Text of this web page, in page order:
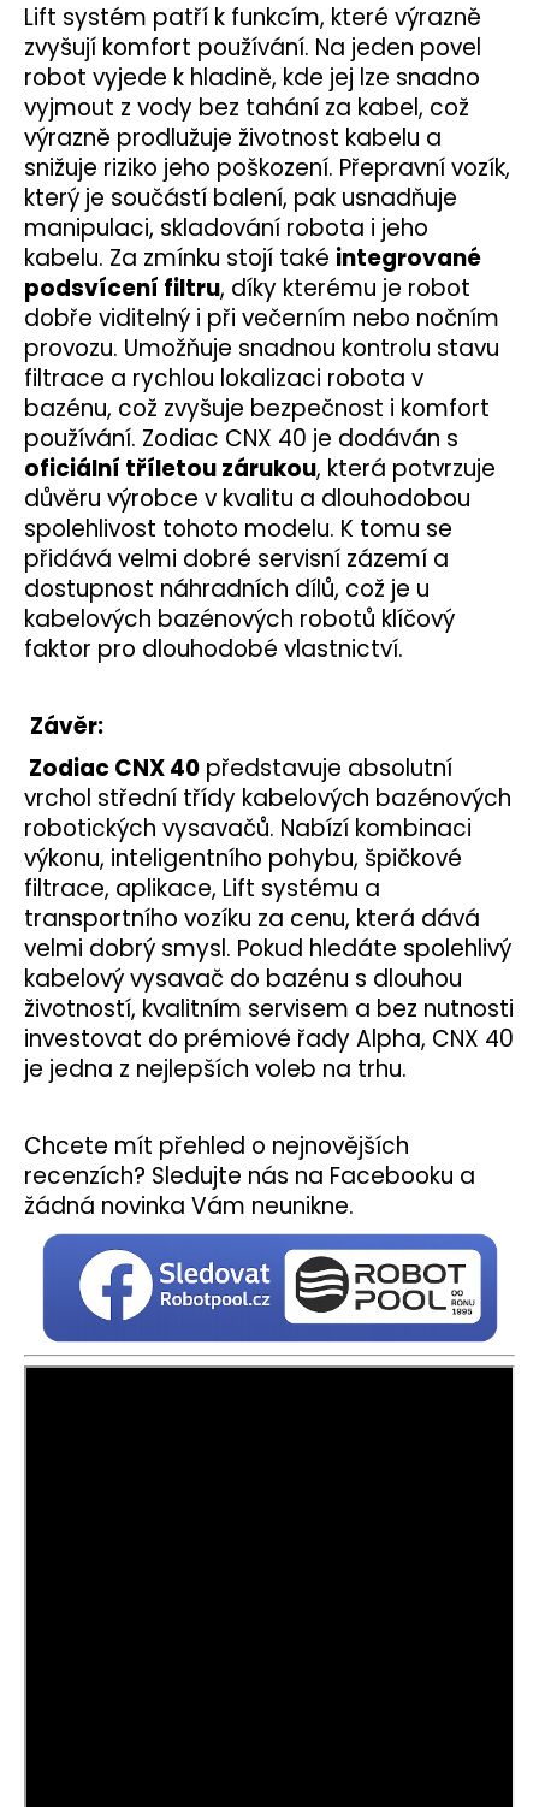
Lift systém patří k funkcím, které výrazně
zvyšují komfort používání. Na jeden povel
robot vyjede k hladině, kde jej lze snadno
vyjmout z vody bez tahání za kabel, což
výrazně prodlužuje životnost kabelu a
snižuje riziko jeho poškození. Přepravní vozík,
který je součástí balení, pak usnadňuje
manipulaci, skladování robota i jeho
kabelu. Za zmínku stojí také integrované
podsvícení filtru, díky kterému je robot
dobře viditelný i při večerním nebo nočním
provozu. Umožňuje snadnou kontrolu stavu
filtrace a rychlou lokalizaci robota v
bazénu, což zvyšuje bezpečnost i komfort
používání. Zodiac CNX 40 je dodáván s
oficiální tříletou zárukou, která potvrzuje
důvěru výrobce v kvalitu a dlouhodobou
spolehlivost tohoto modelu. K tomu se
přidává velmi dobré servisní zázemí a
dostupnost náhradních dílů, což je u
kabelových bazénových robotů klíčový
faktor pro dlouhodobé vlastnictví.
Závěr:
Zodiac CNX 40 představuje absolutní
vrchol střední třídy kabelových bazénových
robotických vysavačů. Nabízí kombinaci
výkonu, inteligentního pohybu, špičkové
filtrace, aplikace, Lift systému a
transportního vozíku za cenu, která dává
velmi dobrý smysl. Pokud hledáte spolehlivý
kabelový vysavač do bazénu s dlouhou
životností, kvalitním servisem a bez nutnosti
investovat do prémiové řady Alpha, CNX 40
je jedna z nejlepších voleb na trhu.
Chcete mít přehled o nejnovějších
recenzích? Sledujte nás na Facebooku a
žádná novinka Vám neunikne.